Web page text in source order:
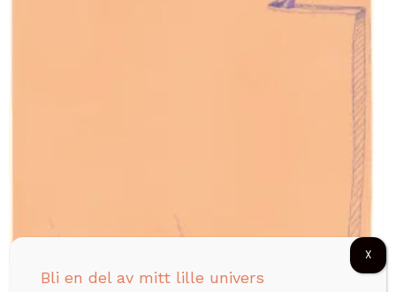
Bli en del av mitt lille univers
X